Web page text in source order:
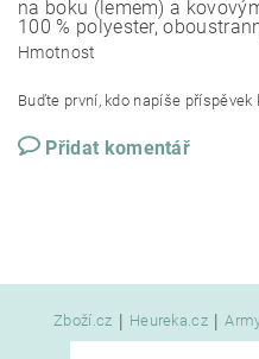
na boku (lemem) a
100 % polyester,
Hmotnost
Buďte první, kdo napíše příspěvek
Přidat komentář
Zboží.cz | Heureka.cz |